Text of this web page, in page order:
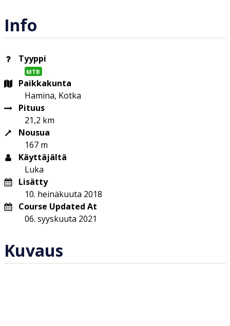
Info
Tyyppi
MTB
Paikkakunta
Hamina, Kotka
Pituus
21,2 km
Nousua
167 m
Käyttäjältä
Luka
Lisätty
10. heinäkuuta 2018
Course Updated At
06. syyskuuta 2021
Kuvaus